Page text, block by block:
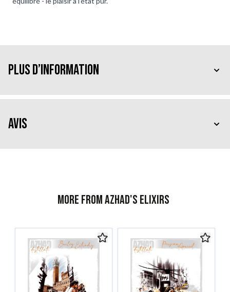
Plus d’information
Avis
More from Azhad's Elixirs